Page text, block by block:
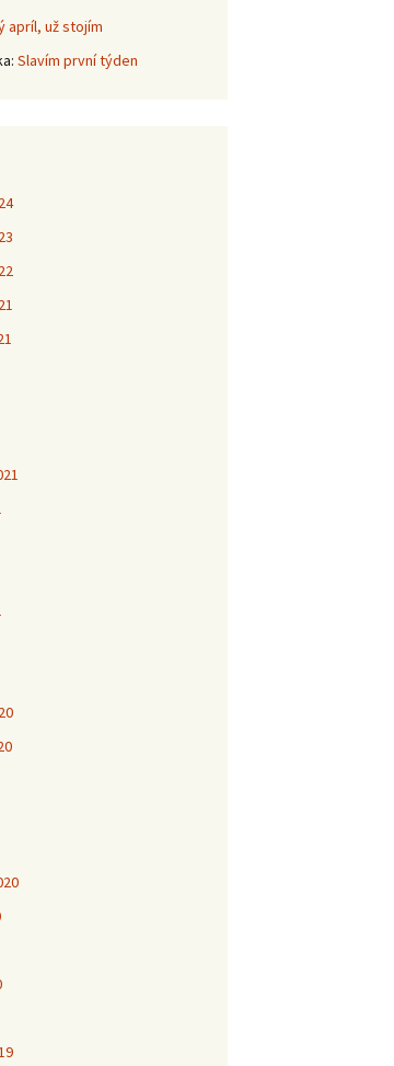
apríl, už stojím
: Slavím první týden